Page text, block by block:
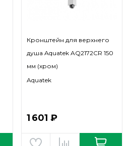
Кронштейн для верхнего
душа Aquatek AQ2172CR 150
мм (хром)
Aquatek
1 601 ₽